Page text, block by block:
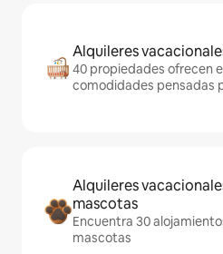
Alquileres
40 propiedades ofrecen
comodidades pensadas
Alquileres
mascotas
Encuentra 30
mascotas